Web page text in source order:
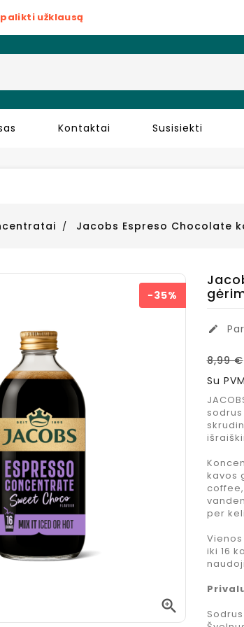
palikti užklausą
Kontaktai Susisiekti
Jacobs Espreso Chocolate
Jacobs
−35%

edit
8,99 €
Su PVM
kavos
per
iki 16